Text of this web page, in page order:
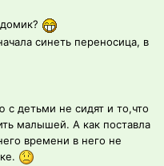
синеть переносица, в
детьми не сидят и то,что
малышей. А как поставла
времени в него не